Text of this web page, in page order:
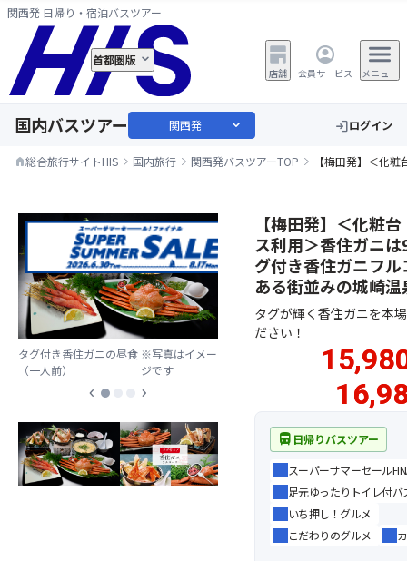
関西発 日帰り・宿泊バスツアー
首都圏版
店舗 会員サービス メニュー
国内バスツアー 関西発 expand_more loginログイン
home総合旅行サイトHIS 国内旅行 関西発バスツアーTOP 【梅田発】＜化
タグ付き香住ガニの昼食
（一人前）
※写真はイメー
ジです
chevron_left chevron_right
【梅田発】＜化粧
ス利用＞香住ガニ
グ付き香住ガニフ
ある街並みの城崎温
タグが輝く香住ガニを本
ださい！
directions_bus 日帰りバスツアー
スーパーサマーセール
足元ゆったりトイレ付バ
いち押し！グルメ
こだわりのグルメ